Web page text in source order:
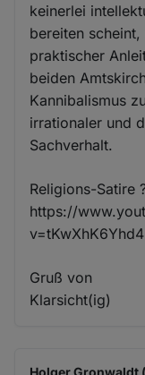
keinerlei
bereiten
praktischer
beiden
Kannibalismus
irrationaler und
Sachverhalt.
Religions-Satire
https://
v=tKwXhK6Yhd4
Gruß von
Klarsicht(ig)
Holger Gronwaldt